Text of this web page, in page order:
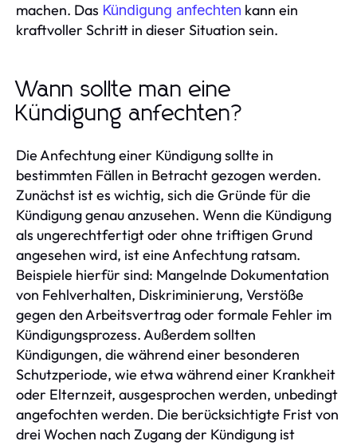
machen. Das Kündigung anfechten kann ein
kraftvoller Schritt in dieser Situation sein.
Wann sollte man eine
Kündigung anfechten?
Die Anfechtung einer Kündigung sollte in
bestimmten Fällen in Betracht gezogen werden.
Zunächst ist es wichtig, sich die Gründe für die
Kündigung genau anzusehen. Wenn die Kündigung
als ungerechtfertigt oder ohne triftigen Grund
angesehen wird, ist eine Anfechtung ratsam.
Beispiele hierfür sind: Mangelnde Dokumentation
von Fehlverhalten, Diskriminierung, Verstöße
gegen den Arbeitsvertrag oder formale Fehler im
Kündigungsprozess. Außerdem sollten
Kündigungen, die während einer besonderen
Schutzperiode, wie etwa während einer Krankheit
oder Elternzeit, ausgesprochen werden, unbedingt
angefochten werden. Die berücksichtigte Frist von
drei Wochen nach Zugang der Kündigung ist